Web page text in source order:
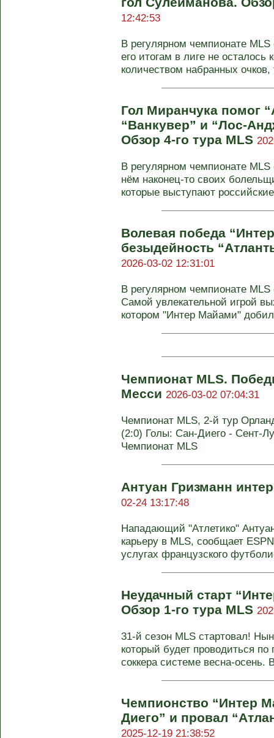
12:42:53
В регулярном чемпионате
его итогам в лиге не
количеством набранных очков,
Гол Миранчука помог
“Ванкувер” и “Лос-
Обзор 4-го тура MLS
В регулярном чемпионате
нём наконец-то своих
которые выступают
Волевая победа
безыдейность
2026-03-02 12:31:01
В регулярном чемпионате MLS
Самой увлекательной игрой
котором "Интер Майами"
Чемпионат MLS.
Месси 2026-03-02 07:04:31
Чемпионат MLS, 2-й тур
(2:0) Голы: Сан-Диего - Сент-
Чемпионат MLS
Антуан Гризманн
02-24 13:17:48
Нападающий "Атлетико"
карьеру в MLS, сообщает
услугах французского
Неудачный старт
Обзор 1-го тура MLS
31-й сезон MLS стартовал!
который будет проводиться
соккера системе весна-осень.
Чемпионство “Интер
Диего” и провал
2025-12-19 21:38:52